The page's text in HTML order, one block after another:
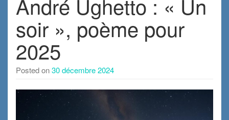
André Ughetto : « Un
soir », poème pour
2025
Posted on30 décembre 2024